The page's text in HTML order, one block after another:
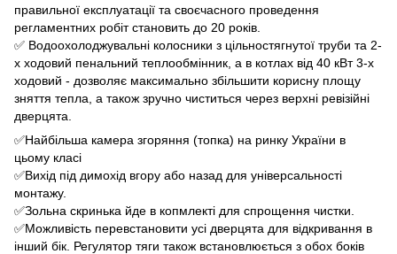
правильної експлуатації та своєчасного проведення
регламентних робіт становить до 20 років.
✅ Водоохолоджувальні колосники з цільностягнутої труби та 2-
х ходовий пенальний теплообмінник, а в котлах від 40 кВт 3-х
ходовий - дозволяє максимально збільшити корисну площу
зняття тепла, а також зручно чиститься через верхні ревізійні
дверцята.
✅Найбільша камера згоряння (топка) на ринку України в
цьому класі
✅Вихід під димохід вгору або назад для універсальності
монтажу.
✅Зольна скринька йде в копмлекті для спрощення чистки.
✅Можливість перевстановити усі дверцята для відкривання в
інший бік. Регулятор тяги також встановлюється з обох боків